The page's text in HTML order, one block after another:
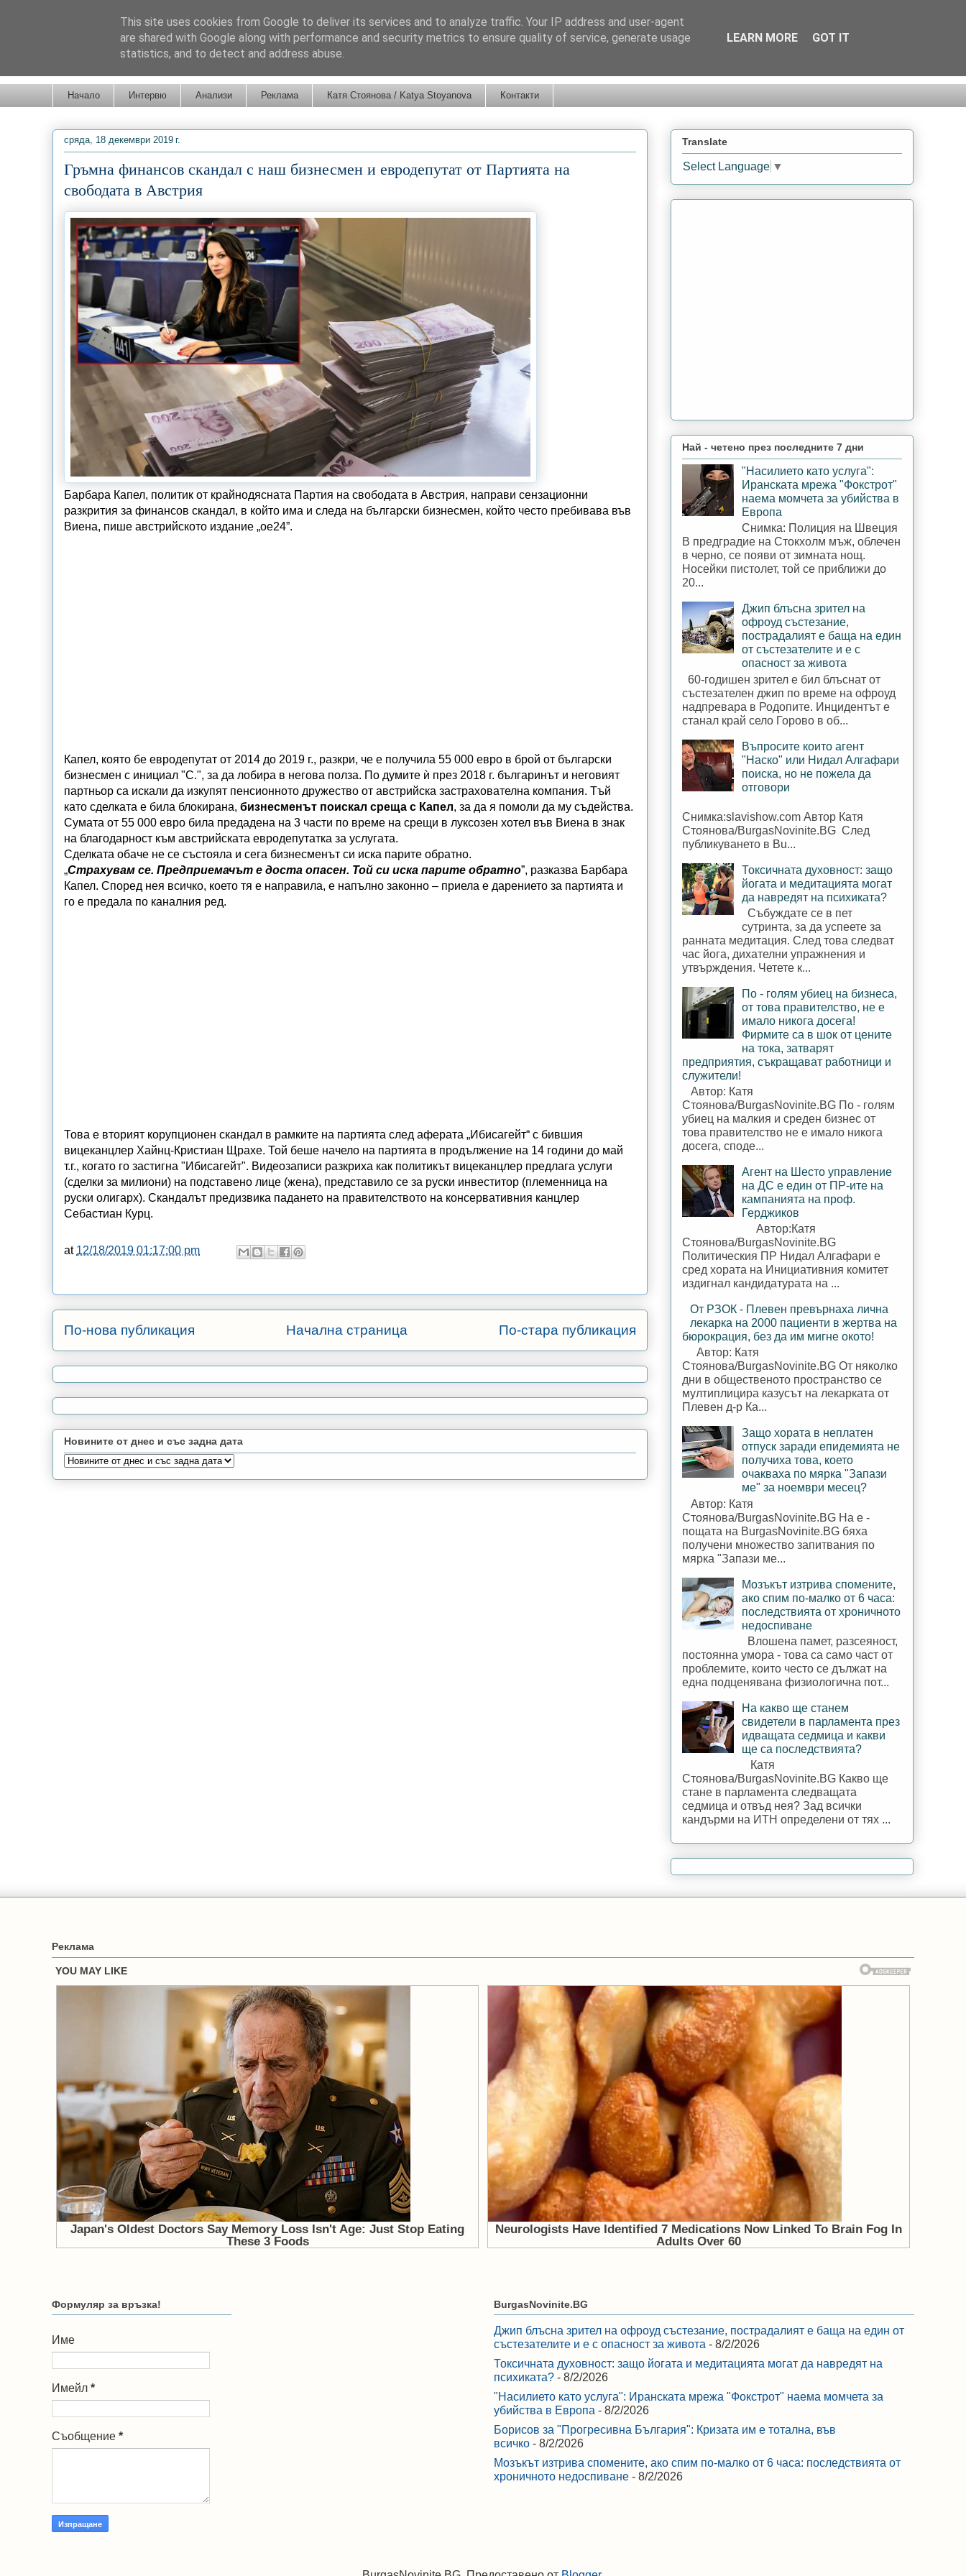
Начало Интервю Анализи Реклама Катя Стоянова / Katya Stoyanova Контакти
сряда, 18 декември 2019 г.
Гръмна финансов скандал с наш бизнесмен и евродепутат от Партията на
свободата в Австрия
Барбара Капел, политик от крайнодясната Партия на свободата в Австрия, направи сензационни
разкрития за финансов скандал, в който има и следа на български бизнесмен, който често пребивава във
Виена, пише австрийското издание „oe24”.
Капел, която бе евродепутат от 2014 до 2019 г., разкри, че е получила 55 000 евро в брой от български
бизнесмен с инициал "С.", за да лобира в негова полза. По думите ѝ през 2018 г. българинът и неговият
партньор са искали да изкупят пенсионното дружество от австрийска застрахователна компания. Тъй
като сделката е била блокирана, бизнесменът поискал среща с Капел, за да я помоли да му съдейства.
Сумата от 55 000 евро била предадена на 3 части по време на срещи в луксозен хотел във Виена в знак
на благодарност към австрийската евродепутатка за услугата.
Сделката обаче не се състояла и сега бизнесменът си иска парите обратно.
„Страхувам се. Предприемачът е доста опасен. Той си иска парите обратно”, разказва Барбара
Капел. Според нея всичко, което тя е направила, е напълно законно – приела е дарението за партията и
го е предала по каналния ред.
Това е вторият корупционен скандал в рамките на партията след аферата „Ибисагейт“ с бившия
вицеканцлер Хайнц-Кристиан Щрахе. Той беше начело на партията в продължение на 14 години до май
т.г., когато го застигна "Ибисагейт". Видеозаписи разкриха как политикът вицеканцлер предлага услуги
(сделки за милиони) на подставено лице (жена), представило се за руски инвеститор (племенница на
руски олигарх). Скандалът предизвика падането на правителството на консервативния канцлер
Себастиан Курц.
at 12/18/2019 01:17:00 pm
По-нова публикация По-стара публикация
Начална страница
Новините от днес и със задна дата
Translate
Select Language ▼
Най - четено през последните 7 дни
"Насилието като услуга":
Иранската мрежа "Фокстрот"
наема момчета за убийства в
Европа
Снимка: Полиция на Швеция
В предградие на Стокхолм мъж, облечен
в черно, се появи от зимната нощ.
Носейки пистолет, той се приближи до
20...
Джип блъсна зрител на
офроуд състезание,
пострадалият е баща на един
от състезателите и е с
опасност за живота
60-годишен зрител е бил блъснат от
състезателен джип по време на офроуд
надпревара в Родопите. Инцидентът е
станал край село Горово в об...
Въпросите които агент
"Наско" или Нидал Алгафари
поиска, но не пожела да
отговори
Снимка:slavishow.com Автор Катя
Стоянова/BurgasNovinite.BG След
публикуването в Bu...
Токсичната духовност: защо
йогата и медитацията могат
да навредят на психиката?
Събуждате се в пет
сутринта, за да успеете за
ранната медитация. След това следват
час йога, дихателни упражнения и
утвърждения. Четете к...
По - голям убиец на бизнеса,
от това правителство, не е
имало никога досега!
Фирмите са в шок от цените
на тока, затварят
предприятия, съкращават работници и
служители!
Автор: Катя
Стоянова/BurgasNovinite.BG По - голям
убиец на малкия и среден бизнес от
това правителство не е имало никога
досега, споде...
Агент на Шесто управление
на ДС е един от ПР-ите на
кампанията на проф.
Герджиков
Автор:Катя
Стоянова/BurgasNovinite.BG
Политическия ПР Нидал Алгафари е
сред хората на Инициативния комитет
издигнал кандидатурата на ...
От РЗОК - Плевен превърнаха лична
лекарка на 2000 пациенти в жертва на
бюрокрация, без да им мигне окото!
Автор: Катя
Стоянова/BurgasNovinite.BG От няколко
дни в общественото пространство се
мултиплицира казусът на лекарката от
Плевен д-р Ка...
Защо хората в неплатен
отпуск заради епидемията не
получиха това, което
очакваха по мярка "Запази
ме" за ноември месец?
Автор: Катя
Стоянова/BurgasNovinite.BG На е -
пощата на BurgasNovinite.BG бяха
получени множество запитвания по
мярка "Запази ме...
Мозъкът изтрива спомените,
ако спим по-малко от 6 часа:
последствията от хроничното
недоспиване
Влошена памет, разсеяност,
постоянна умора - това са само част от
проблемите, които често се дължат на
една подценявана физиологична пот...
На какво ще станем
свидетели в парламента през
идващата седмица и какви
ще са последствията?
Катя
Стоянова/BurgasNovinite.BG Какво ще
стане в парламента следващата
седмица и отвъд нея? Зад всички
кандърми на ИТН определени от тях ...
Реклама
Формуляр за връзка!
Име
Имейл *
Съобщение *
BurgasNovinite.BG
Джип блъсна зрител на офроуд състезание, пострадалият е баща на един от
състезателите и е с опасност за живота - 8/2/2026
Токсичната духовност: защо йогата и медитацията могат да навредят на
психиката? - 8/2/2026
"Насилието като услуга": Иранската мрежа "Фокстрот" наема момчета за
убийства в Европа - 8/2/2026
Борисов за "Прогресивна България": Кризата им е тотална, във
всичко - 8/2/2026
Мозъкът изтрива спомените, ако спим по-малко от 6 часа: последствията от
хроничното недоспиване - 8/2/2026
This site uses cookies from Google to deliver its services and to analyze traffic. Your IP address and user-agent
are shared with Google along with performance and security metrics to ensure quality of service, generate usage
statistics, and to detect and address abuse.
LEARN MORE GOT IT